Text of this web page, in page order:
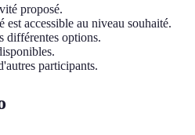
proposé.
est accessible au niveau souhaité.
différentes options.
participants.